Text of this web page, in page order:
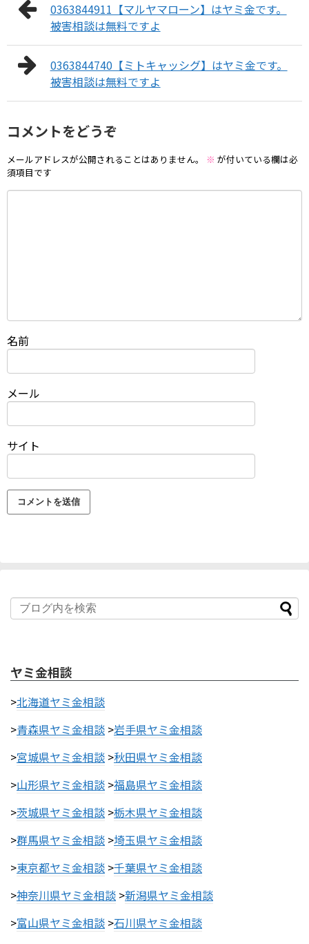
0363844911【マルヤマローン】はヤミ金です。
被害相談は無料ですよ
0363844740【ミトキャッシグ】はヤミ金です。
被害相談は無料ですよ
コメントをどうぞ
メールアドレスが公開されることはありません。 ※ が付いている欄は必
須項目です
名前
メール
サイト
ヤミ金相談
>北海道ヤミ金相談
>青森県ヤミ金相談 >岩手県ヤミ金相談
>宮城県ヤミ金相談 >秋田県ヤミ金相談
>山形県ヤミ金相談 >福島県ヤミ金相談
>茨城県ヤミ金相談 >栃木県ヤミ金相談
>群馬県ヤミ金相談 >埼玉県ヤミ金相談
>東京都ヤミ金相談 >千葉県ヤミ金相談
>神奈川県ヤミ金相談 >新潟県ヤミ金相談
>富山県ヤミ金相談 >石川県ヤミ金相談